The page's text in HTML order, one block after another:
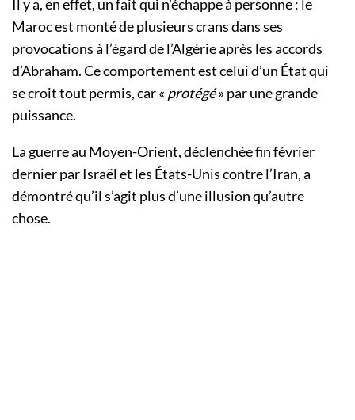
Il y a, en effet, un fait qui n’échappe à personne : le
Maroc est monté de plusieurs crans dans ses
provocations à l’égard de l’Algérie après les accords
d’Abraham. Ce comportement est celui d’un État qui
se croit tout permis, car « protégé» par une grande
puissance.
La guerre au Moyen-Orient, déclenchée fin février
dernier par Israël et les États-Unis contre l’Iran, a
démontré qu’il s’agit plus d’une illusion qu’autre
chose.